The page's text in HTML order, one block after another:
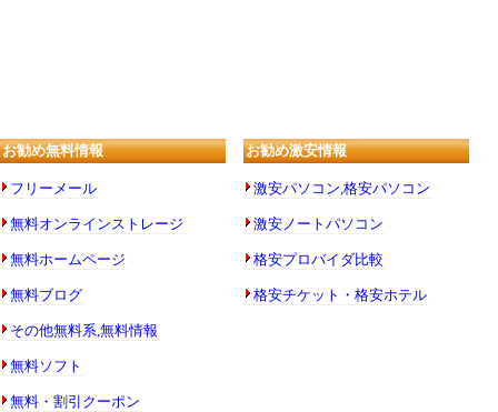
お勧め無料情報
フリーメール
無料オンラインストレージ
無料ホームページ
無料ブログ
その他無料系,無料情報
無料ソフト
無料・割引クーポン
お勧め激安情報
激安パソコン,格安パソコン
激安ノートパソコン
格安プロバイダ比較
格安チケット・格安ホテル